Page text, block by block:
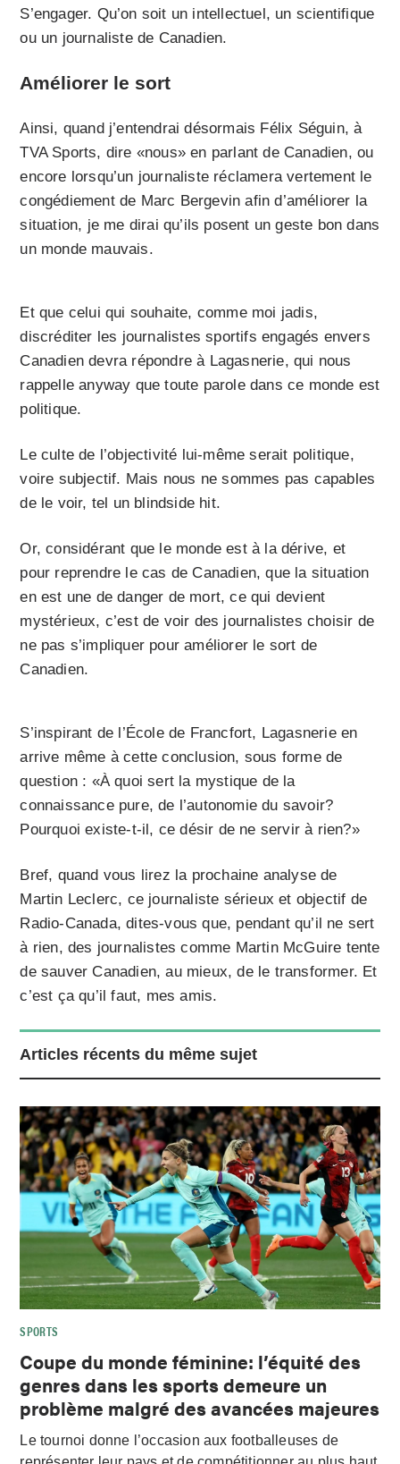
S’engager. Qu’on soit un intellectuel, un scientifique
ou un journaliste de Canadien.
Améliorer le sort
Ainsi, quand j’entendrai désormais Félix Séguin, à
TVA Sports, dire «nous» en parlant de Canadien, ou
encore lorsqu’un journaliste réclamera vertement le
congédiement de Marc Bergevin afin d’améliorer la
situation, je me dirai qu’ils posent un geste bon dans
un monde mauvais.
Et que celui qui souhaite, comme moi jadis,
discréditer les journalistes sportifs engagés envers
Canadien devra répondre à Lagasnerie, qui nous
rappelle anyway que toute parole dans ce monde est
politique.
Le culte de l’objectivité lui-même serait politique,
voire subjectif. Mais nous ne sommes pas capables
de le voir, tel un blindside hit.
Or, considérant que le monde est à la dérive, et
pour reprendre le cas de Canadien, que la situation
en est une de danger de mort, ce qui devient
mystérieux, c’est de voir des journalistes choisir de
ne pas s’impliquer pour améliorer le sort de
Canadien.
S’inspirant de l’École de Francfort, Lagasnerie en
arrive même à cette conclusion, sous forme de
question : «À quoi sert la mystique de la
connaissance pure, de l’autonomie du savoir?
Pourquoi existe-t-il, ce désir de ne servir à rien?»
Bref, quand vous lirez la prochaine analyse de
Martin Leclerc, ce journaliste sérieux et objectif de
Radio-Canada, dites-vous que, pendant qu’il ne sert
à rien, des journalistes comme Martin McGuire tente
de sauver Canadien, au mieux, de le transformer. Et
c’est ça qu’il faut, mes amis.
Articles récents du même sujet
SPORTS
Coupe du monde féminine: l’équité des
genres dans les sports demeure un
problème malgré des avancées majeures
Le tournoi donne l’occasion aux footballeuses de